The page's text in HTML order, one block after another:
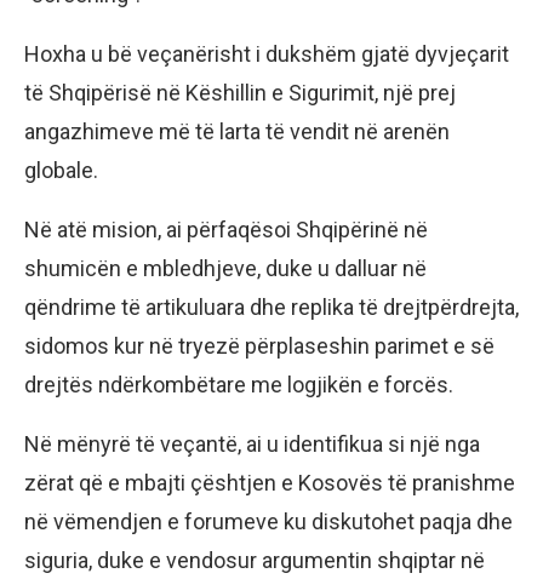
Hoxha u bë veçanërisht i dukshëm gjatë dyvjeçarit
të Shqipërisë në Këshillin e Sigurimit, një prej
angazhimeve më të larta të vendit në arenën
globale.
Në atë mision, ai përfaqësoi Shqipërinë në
shumicën e mbledhjeve, duke u dalluar në
qëndrime të artikuluara dhe replika të drejtpërdrejta,
sidomos kur në tryezë përplaseshin parimet e së
drejtës ndërkombëtare me logjikën e forcës.
Në mënyrë të veçantë, ai u identifikua si një nga
zërat që e mbajti çështjen e Kosovës të pranishme
në vëmendjen e forumeve ku diskutohet paqja dhe
siguria, duke e vendosur argumentin shqiptar në